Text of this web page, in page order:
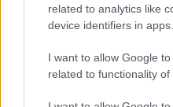
related to analytics like
device identifiers in apps.
I want to allow Google
related to functionality of
A SZOL24 legfrissebb
Szolnokon egy